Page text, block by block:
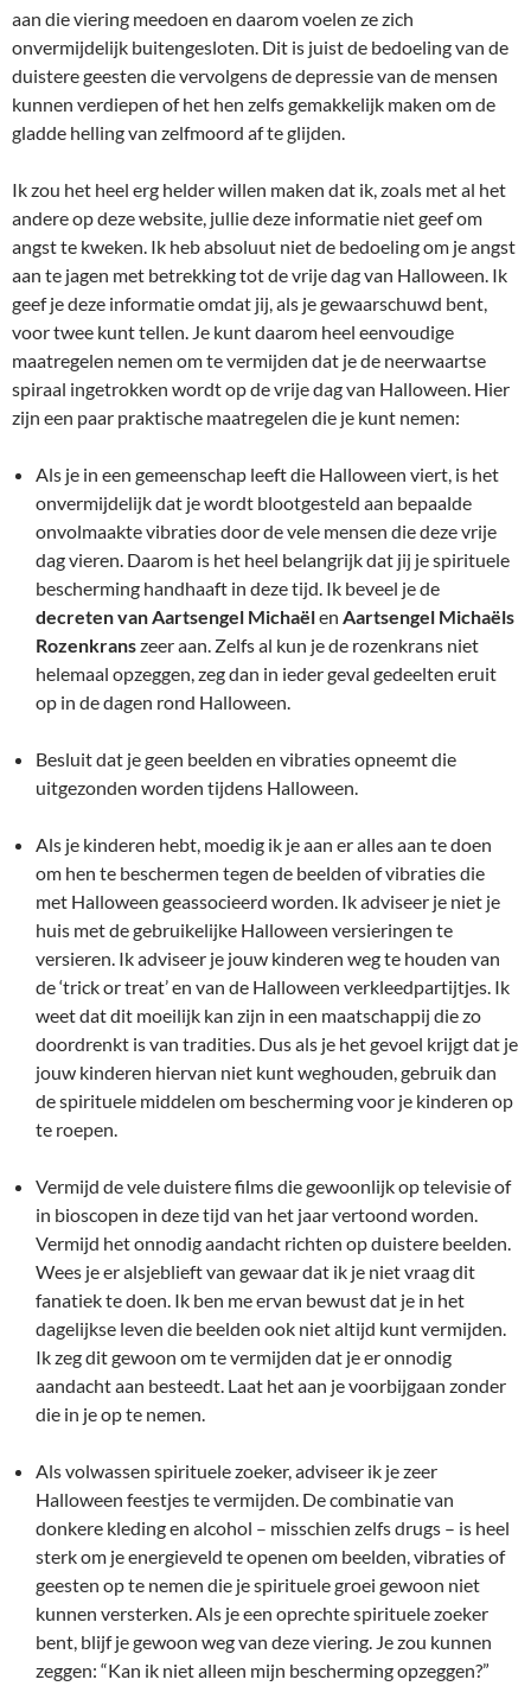
aan die viering meedoen en daarom voelen ze zich
onvermijdelijk buitengesloten. Dit is juist de bedoeling van de
duistere geesten die vervolgens de depressie van de mensen
kunnen verdiepen of het hen zelfs gemakkelijk maken om de
gladde helling van zelfmoord af te glijden.
Ik zou het heel erg helder willen maken dat ik, zoals met al het
andere op deze website, jullie deze informatie niet geef om
angst te kweken. Ik heb absoluut niet de bedoeling om je angst
aan te jagen met betrekking tot de vrije dag van Halloween. Ik
geef je deze informatie omdat jij, als je gewaarschuwd bent,
voor twee kunt tellen. Je kunt daarom heel eenvoudige
maatregelen nemen om te vermijden dat je de neerwaartse
spiraal ingetrokken wordt op de vrije dag van Halloween. Hier
zijn een paar praktische maatregelen die je kunt nemen:
Als je in een gemeenschap leeft die Halloween viert, is het
onvermijdelijk dat je wordt blootgesteld aan bepaalde
onvolmaakte vibraties door de vele mensen die deze vrije
dag vieren. Daarom is het heel belangrijk dat jij je spirituele
bescherming handhaaft in deze tijd. Ik beveel je de
decreten van Aartsengel Michaëlen Aartsengel Michaëls
Rozenkranszeer aan. Zelfs al kun je de rozenkrans niet
helemaal opzeggen, zeg dan in ieder geval gedeelten eruit
op in de dagen rond Halloween.
Besluit dat je geen beelden en vibraties opneemt die
uitgezonden worden tijdens Halloween.
Als je kinderen hebt, moedig ik je aan er alles aan te doen
om hen te beschermen tegen de beelden of vibraties die
met Halloween geassocieerd worden. Ik adviseer je niet je
huis met de gebruikelijke Halloween versieringen te
versieren. Ik adviseer je jouw kinderen weg te houden van
de ‘trick or treat’ en van de Halloween verkleedpartijtjes. Ik
weet dat dit moeilijk kan zijn in een maatschappij die zo
doordrenkt is van tradities. Dus als je het gevoel krijgt dat je
jouw kinderen hiervan niet kunt weghouden, gebruik dan
de spirituele middelen om bescherming voor je kinderen op
te roepen.
Vermijd de vele duistere films die gewoonlijk op televisie of
in bioscopen in deze tijd van het jaar vertoond worden.
Vermijd het onnodig aandacht richten op duistere beelden.
Wees je er alsjeblieft van gewaar dat ik je niet vraag dit
fanatiek te doen. Ik ben me ervan bewust dat je in het
dagelijkse leven die beelden ook niet altijd kunt vermijden.
Ik zeg dit gewoon om te vermijden dat je er onnodig
aandacht aan besteedt. Laat het aan je voorbijgaan zonder
die in je op te nemen.
Als volwassen spirituele zoeker, adviseer ik je zeer
Halloween feestjes te vermijden. De combinatie van
donkere kleding en alcohol – misschien zelfs drugs – is heel
sterk om je energieveld te openen om beelden, vibraties of
geesten op te nemen die je spirituele groei gewoon niet
kunnen versterken. Als je een oprechte spirituele zoeker
bent, blijf je gewoon weg van deze viering. Je zou kunnen
zeggen: “Kan ik niet alleen mijn bescherming opzeggen?”